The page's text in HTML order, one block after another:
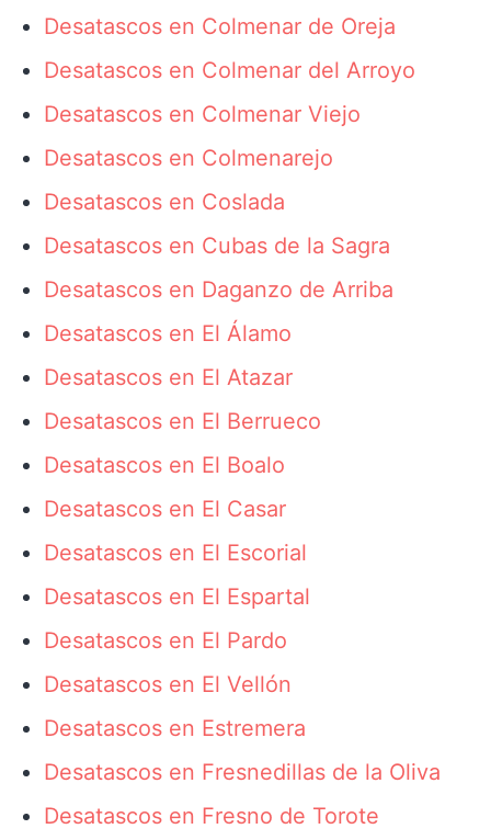
Desatascos en Colmenar de Oreja
Desatascos en Colmenar del Arroyo
Desatascos en Colmenar Viejo
Desatascos en Colmenarejo
Desatascos en Coslada
Desatascos en Cubas de la Sagra
Desatascos en Daganzo de Arriba
Desatascos en El Álamo
Desatascos en El Atazar
Desatascos en El Berrueco
Desatascos en El Boalo
Desatascos en El Casar
Desatascos en El Escorial
Desatascos en El Espartal
Desatascos en El Pardo
Desatascos en El Vellón
Desatascos en Estremera
Desatascos en Fresnedillas de la Oliva
Desatascos en Fresno de Torote